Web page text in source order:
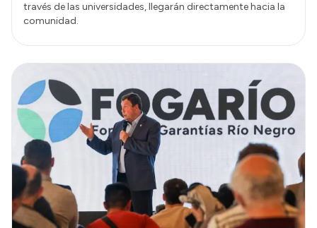
través de las universidades, llegarán directamente hacia la
comunidad.